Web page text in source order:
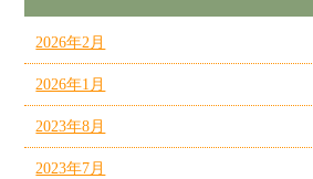
2026年2月
2026年1月
2023年8月
2023年7月